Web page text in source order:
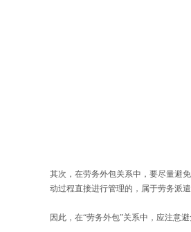
其次，在劳务外包关系中，要尽量避
动过程直接进行管理的，属于劳务派
因此，在“劳务外包”关系中，应注意